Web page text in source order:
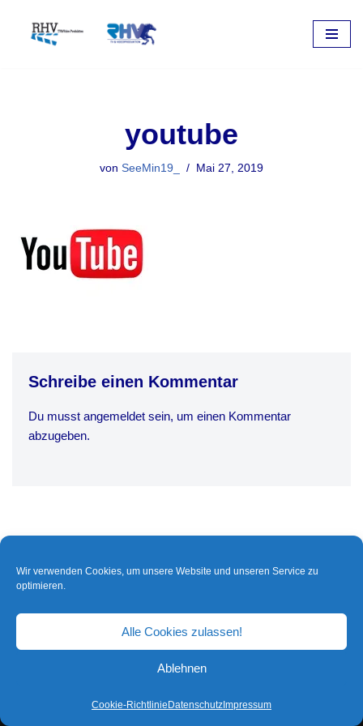
Wir verwenden Cookies, um unsere Website und unseren Service zu
optimieren.
Alle Cookies zulassen!
Ablehnen
Cookie-Richtlinie Datenschutz Impressum
Zum
youtube
von SeeMin19_ Mai 27, 2019
Schreibe einen Kommentar
Du musst angemeldet sein, um einen Kommentar
abzugeben.
| Präsentiert vonWordPress